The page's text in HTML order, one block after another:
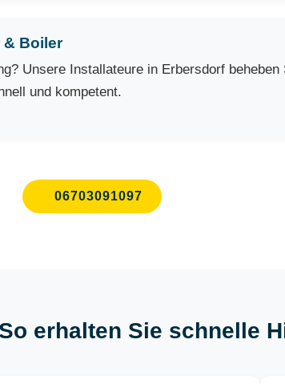
& Boiler
Unsere Installateure in Erbersdorf
und kompetent.
06703091097
erhalten Sie schnelle